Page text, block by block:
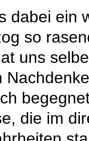
dabei ein
so
uns
die im